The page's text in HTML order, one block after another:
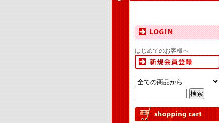
はじめてのお客様へ